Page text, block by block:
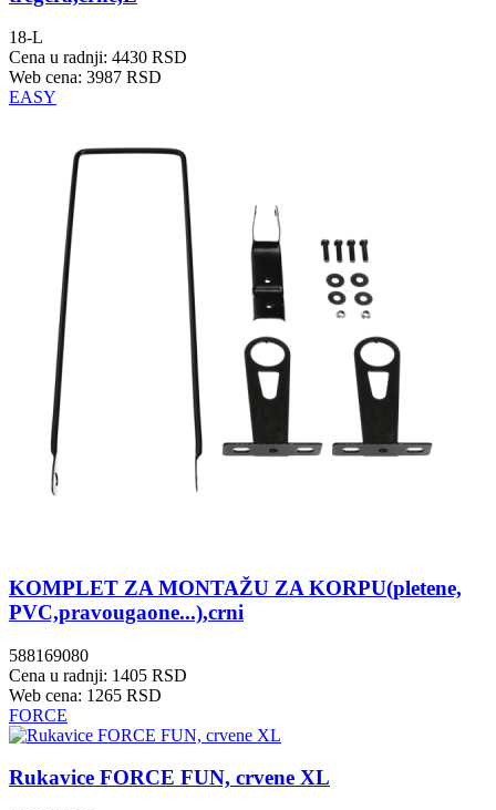
18-L
Cena u radnji: 4430 RSD
Web cena: 3987 RSD
EASY
KOMPLET ZA MONTAŽU ZA KORPU(pletene,
PVC,pravougaone...),crni
588169080
Cena u radnji: 1405 RSD
Web cena: 1265 RSD
FORCE
Rukavice FORCE FUN, crvene XL